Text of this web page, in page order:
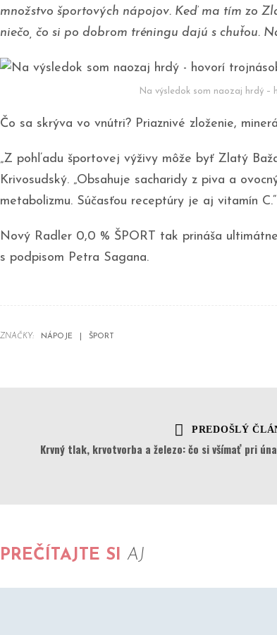
množstvo športových nápojov. Keď ma tím zo
niečo, čo si po dobrom tréningu dajú s chuťou.
Na výsledok som naozaj hrdý
Čo sa skrýva vo vnútri? Priaznivé zloženie,
„Z pohľadu športovej výživy môže byť Zlatý
Krivosudský. „Obsahuje sacharidy z piva a
metabolizmu. Súčasťou receptúry je aj vitamín C.“
Nový Radler 0,0 % ŠPORT tak prináša
s podpisom Petra Sagana.
ZNAČKY: NÁPOJE ŠPORT
PREDOŠLÝ
Krvný tlak, krvotvorba a železo: čo si všímať pri
PREČÍTAJTE SI AJ